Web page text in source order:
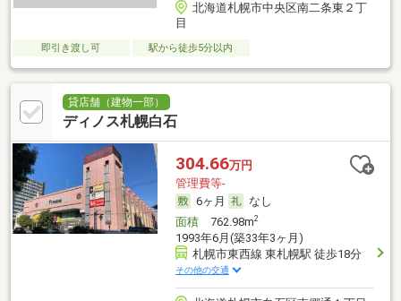
北海道札幌市中央区南二条東２丁
目
即引き渡し可 駅から徒歩5分以内
貸店舗（建物一部）
ディノス札幌白石
304.66万円
管理費等-
6ヶ月
なし
面積762.98m2
1993年6月(築33年3ヶ月)
札幌市東西線 東札幌駅 徒歩18分
その他の交通